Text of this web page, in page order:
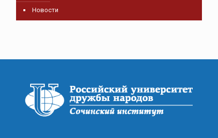
Новости